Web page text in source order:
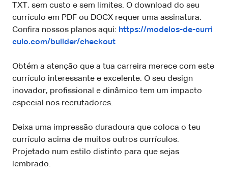
TXT, sem custo e sem limites. O download do seu
currículo em PDF ou DOCX requer uma assinatura.
Confira nossos planos aqui: https://modelos-de-curri
culo.com/builder/checkout
Obtém a atenção que a tua carreira merece com este
currículo interessante e excelente. O seu design
inovador, profissional e dinâmico tem um impacto
especial nos recrutadores.
Deixa uma impressão duradoura que coloca o teu
currículo acima de muitos outros currículos.
Projetado num estilo distinto para que sejas
lembrado.